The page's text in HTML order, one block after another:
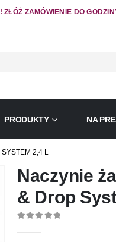
ZAMÓWIENIE DO
PRODUKTY NA
2,4 L
Naczynie
& Drop